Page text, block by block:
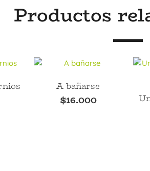
Productos
A bañarse
$16.000